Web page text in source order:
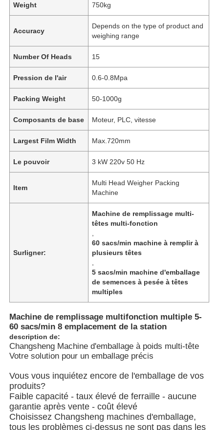
À la maison
Contrôle de qualité
Nous contacter
Les affaires
Machines à emballer en rotation
Weight 750kg
Accuracy
Depends on the type of product and
weighing range
Number Of Heads 15
Pression de l'air 0.6-0.8Mpa
Packing Weight 50-1000g
Composants de base Moteur, PLC, vitesse
Largest Film Width Max.720mm
Le pouvoir 3 kW 220v 50 Hz
Item
Multi Head Weigher Packing
Machine
Surligner:
Machine de remplissage multi-
têtes multi-fonction
60 sacs/min machine à remplir à
plusieurs têtes
5 sacs/min machine d'emballage
de semences à pesée à têtes
multiples
Machine de remplissage multifonction multiple 5-
60 sacs/min 8 emplacement de la station
description de:
Changsheng Machine d'emballage à poids multi-tête
Votre solution pour un emballage précis
Vous vous inquiétez encore de l'emballage de vos
produits?
Faible capacité - taux élevé de ferraille - aucune
garantie après vente - coût élevé
Choisissez Changsheng machines d'emballage,
tous les problèmes ci-dessus ne sont pas dans les